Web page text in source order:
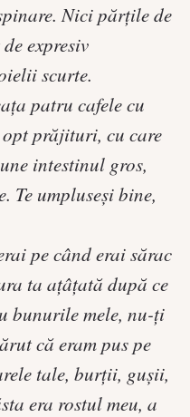
Nici părţile de
expresiv
scurte.
patru cafele cu
prăjituri, cu care
intestinul gros,
Te umpluseşi bine,
pe când erai sărac
ta aţâţată după ce
bunurile mele, nu-ţi
că eram pus pe
tale, burţii, guşii,
era rostul meu, a